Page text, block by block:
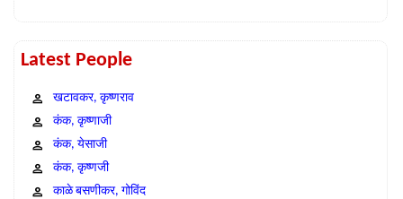
Latest People
खटावकर, कृष्णराव
कंक, कृष्णाजी
कंक, येसाजी
कंक, कृष्णजी
काळे बसणीकर, गोविंद